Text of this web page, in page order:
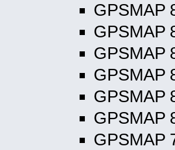
GPSMAP
GPSMAP
GPSMAP
GPSMAP
GPSMAP
GPSMAP
GPSMAP